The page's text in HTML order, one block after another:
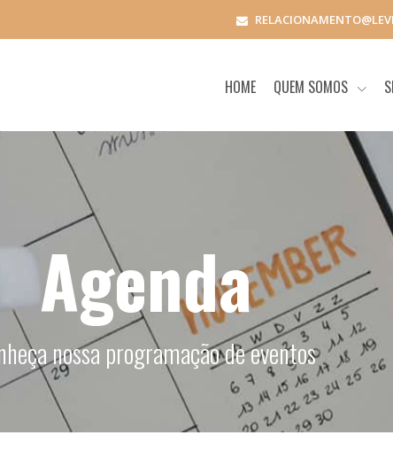
HOME QUEM SOMOS
Agenda
nossa programação de eventos